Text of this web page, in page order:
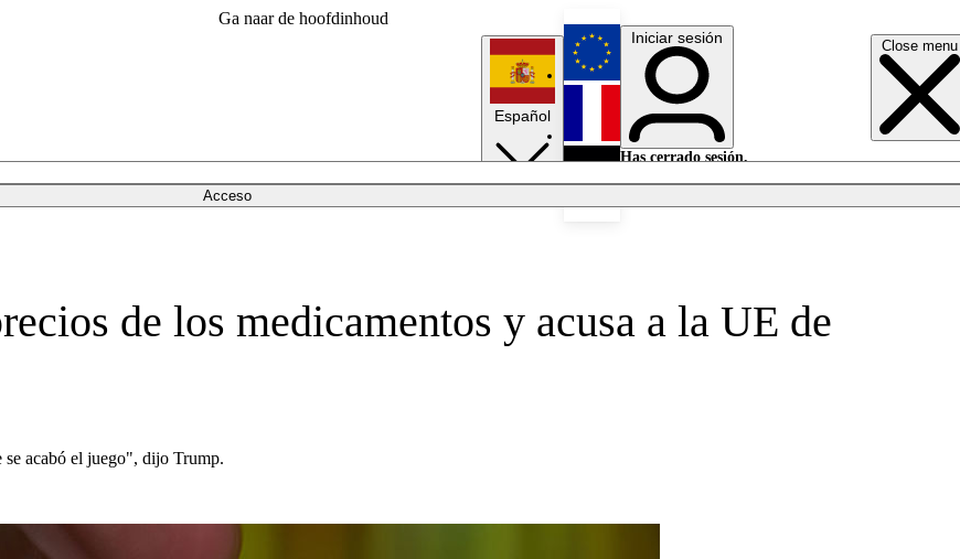
Ga naar de hoofdinhoud
Close menu
Acceso
Español
English
Français
Iniciar sesión
Has cerrado sesión.
de los medicamentos y acusa a la UE de
se acabó el juego", dijo Trump.